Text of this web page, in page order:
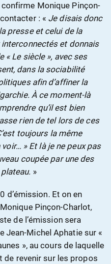
Monique Pinçon-
: « Je disais donc
presse et celui de la
et donnais
« Le siècle », avec ses
dans la sociabilité
afin d’affiner la
À ce moment-là
qu’il est bien
rien de tel lors de ces
toujours la même
voir… » Et là je ne peux pas
coupée par une des
»
d’émission. Et on en
Pinçon-Charlot,
de l’émission sera
Jean-Michel Aphatie sur «
», au cours de laquelle
de revenir sur les propos